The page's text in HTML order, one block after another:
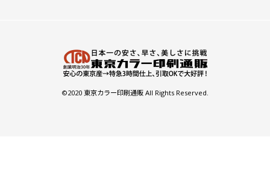
©2020 東京カラー印刷通販 All Rights Reserved.